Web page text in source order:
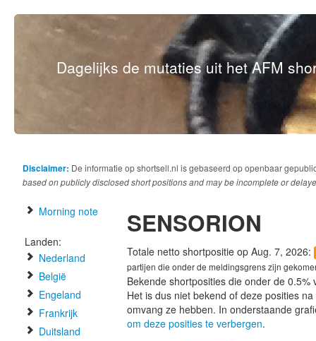
Dagelijks de mutaties uit het AFM
Disclaimer: De informatie op shortsell.nl is gebaseerd op openbaar
based on publicly disclosed short positions and may be incomplete or
Morning note
Landen:
Nederland
België
Engeland
Frankrijk
Duitsland
SENSORION
Totale netto shortpositie op Aug. 7, 2026:
partijen die onder de meldingsgrens zijn
Bekende shortposities die onder de
Het is dus niet bekend of deze posities
omvang ze hebben. In onderstaande
om deze posities te verbergen.